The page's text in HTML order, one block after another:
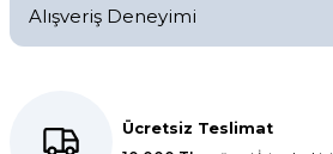
Soru Sor
Alışveriş Deneyimi
Ücretsiz Teslimat